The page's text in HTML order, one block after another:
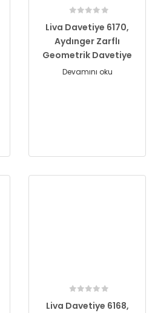
Liva Davetiye 6170,
Aydınger Zarflı
Geometrik Davetiye
Devamını oku
Liva Davetiye 6168,